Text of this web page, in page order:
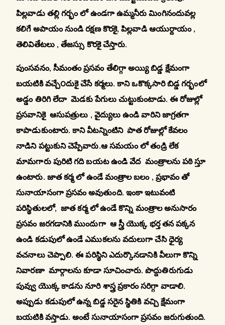
పిల్లవాడు తల్లి గర్భం లో ఉండగా ఉమ్మనీరు మింగినందువల్ల
కలిగే అపాయం నుండి రక్షణ కొరకై, పిల్లవాడి ఆయుర్దాయం ,
తెలివితేటలు , తేజస్సు కొరకై చేస్తారు.
పుంసవనం, సీమంతం ప్రసవం తేలిగ్గా అయ్యి బిడ్డ క్షేమంగా
బయటికి వచ్చే౦దుకై చేసే కర్మలు. కాని ఒకొక్కసారి బిడ్డ గర్భంలో
అడ్డం తిరిగి లేదా మెడకు పేగులు చుట్టుకుంటాడు. ఈ రోజుల్లో
ప్రసవానికై ఆసుపత్రులు , వైద్యులు ఉండి వారిని జాగ్రతగా
కాపాడుకుంటారు. కాని వీటన్నింటిని పాత రోజుల్లో కేవలం
నాడిని పట్టుకుని చెప్పేవారు.ఆ సమయం లో తండ్రి లేక
మామగారు పురిటి గది బయట ఉండి వేద మంత్రాలను పఠి స్తూ
ఉంటారు. జాత కర్మ లో ఉండే మంత్రాల బలం , ప్రభావం తో
సునాయాసంగా ప్రసవం అవుతుంది. ఇంకా ఇటువంటి
పరిస్థితులలో, జాత కర్మ లో ఉండే కొన్ని మంత్రాల అనుసారం
ప్రసవం జరగడానికి ముందుగా ఆ స్త్రీ యొక్క భర్త తన పక్కన
ఉండి కడుపులో ఉండే ఎముకలను వదులుగా చేసి ధైర్య
వచనాలు చెప్పాలి. ఈ పరిస్థిని ఎదుర్కొనడానికి వీలుగా కొన్ని
నివారణా మార్గాలను కూడా సూచించారు. పొద్దుతిరుగుడు
పువ్వు యొక్క కాడను నూరి శాస్త్ర ప్రకారం సరిగ్గా వాడాలి.
అప్పుడు కడుపులో ఉన్న బిడ్డ సరైన స్థితికి వచ్చి క్షేమంగా
బయటికి వస్తాడు. అంటే సునాయాసంగా ప్రసవం జరుగుతుంది.